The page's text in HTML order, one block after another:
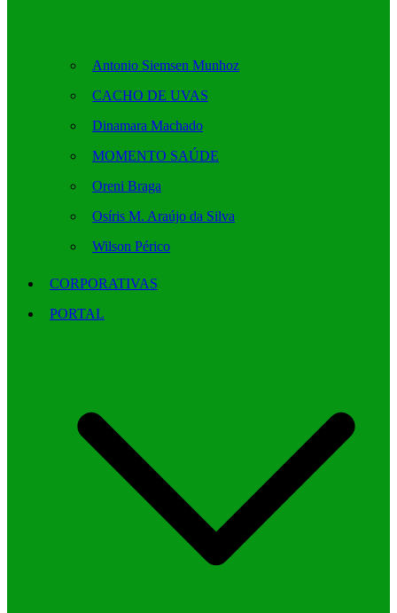
Antonio Siemsen Munhoz
CACHO DE UVAS
Dinamara Machado
MOMENTO SAÚDE
Oreni Braga
Osíris M. Araújo da Silva
Wilson Périco
CORPORATIVAS
PORTAL